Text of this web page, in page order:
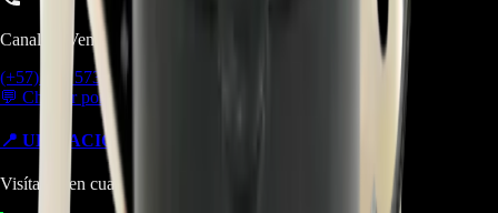
Canal de Ventas!!
(+57) 301 5739461
💬 Chatear por WhatsApp
📍 UBICACIONES Y SUCURSALES
Visítanos en cualquiera de nuestras tiendas